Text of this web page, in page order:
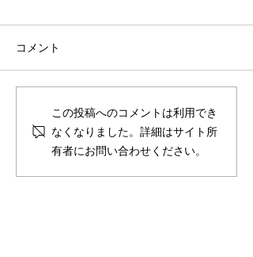
「手足口病」警報レベル
となっています
コメント
この投稿へのコメントは利用でき
なくなりました。詳細はサイト所
有者にお問い合わせください。